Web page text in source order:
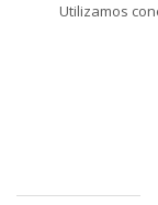
Utilizamos